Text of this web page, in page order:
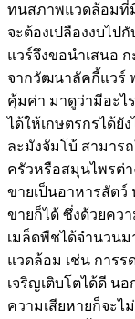
ทนสภาพแวดล้อมที่
จะต้องเปลืองงบไป
แวร์จึงขอนำเสนอ
จากวัฒนาลัคกี้แวร์
คุ้มค่า มาดูว่ามีอะไ
ได้ให้เกษตรกรได้ยั
ละมังจัมโบ้ สามาร
ครัวหรือสมุนไพรต่
ขายเป็นอาหารสัตว์
ขายก็ได้ ซึ่งด้วยคว
เมล็ดพืชได้จำนวน
แวดล้อม เช่น การร
เจริญเติบโตได้ดี นอ
ความเสียหายก็จะไ